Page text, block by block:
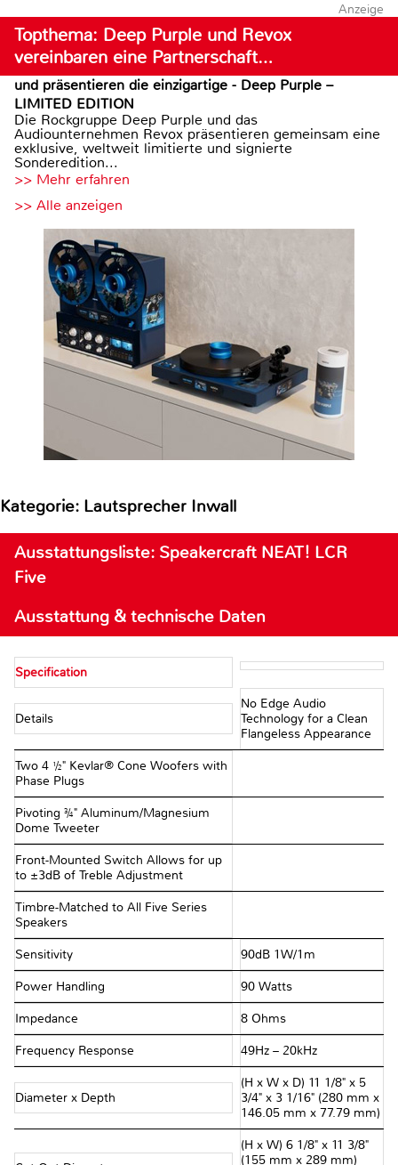
Anzeige
Topthema: Deep Purple und Revox
vereinbaren eine Partnerschaft…
und präsentieren die einzigartige - Deep Purple –
LIMITED EDITION
Die Rockgruppe Deep Purple und das
Audiounternehmen Revox präsentieren gemeinsam eine
exklusive, weltweit limitierte und signierte
Sonderedition...
>> Mehr erfahren
>> Alle anzeigen
Kategorie: Lautsprecher Inwall
Ausstattungsliste: Speakercraft NEAT! LCR
Five
Ausstattung & technische Daten
Specification
Details
No Edge Audio
Technology for a Clean
Flangeless Appearance
Two 4 ½" Kevlar® Cone Woofers with
Phase Plugs
Pivoting ¾" Aluminum/Magnesium
Dome Tweeter
Front-Mounted Switch Allows for up
to ±3dB of Treble Adjustment
Timbre-Matched to All Five Series
Speakers
Sensitivity 90dB 1W/1m
Power Handling 90 Watts
Impedance 8 Ohms
Frequency Response 49Hz – 20kHz
Diameter x Depth
(H x W x D) 11 1/8" x 5
3/4" x 3 1/16" (280 mm x
146.05 mm x 77.79 mm)
(H x W) 6 1/8" x 11 3/8"
(155 mm x 289 mm)